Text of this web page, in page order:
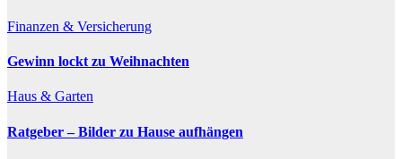
Finanzen & Versicherung
Gewinn lockt zu Weihnachten
Haus & Garten
Ratgeber – Bilder zu Hause aufhängen